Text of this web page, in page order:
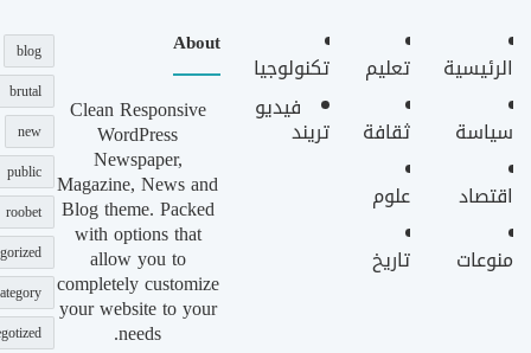
الرئيسية
سياسة
اقتصاد
منوعات
تعليم
ثقافة
علوم
تاريخ
تكنولوجيا
فيديو
تريند
About
Clean Responsive
WordPress
Newspaper,
Magazine, News and
Blog theme. Packed
with options that
allow you to
completely customize
your website to your
needs.
blog
brutal
new
public
roobet